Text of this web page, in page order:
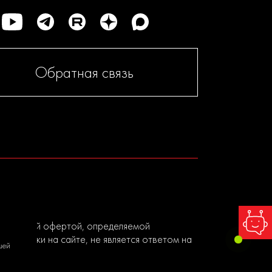
Обратная связь
офертой, определяемой
на сайте, не является ответом на